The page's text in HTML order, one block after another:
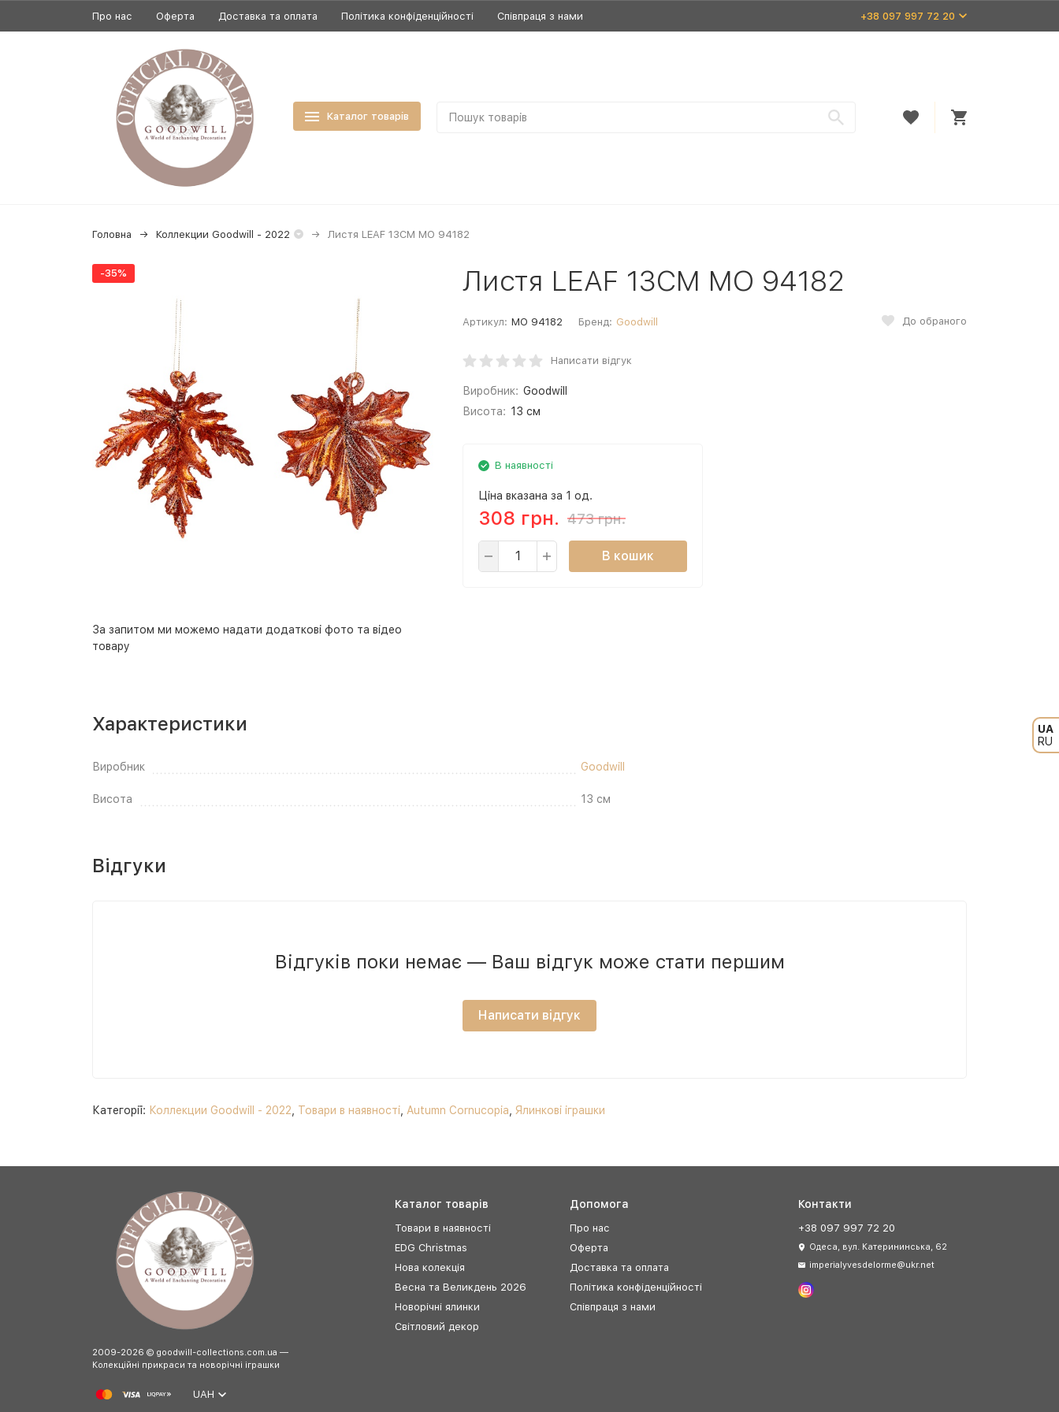
UA
RU
Про нас Оферта Доставка та оплата Політика конфіденційності Співпраця з нами +38 097 997 72 20
Каталог товарів
Головна Коллекции Goodwill - 2022 Листя LEAF 13CM MO 94182
-35%
За запитом ми можемо надати додаткові фото та відео
товару
Листя LEAF 13CM MO 94182
Артикул: MO 94182 Бренд: Goodwill До обраного
Написати відгук
Виробник: Goodwill
Висота: 13 см
В наявності
Ціна вказана за 1 од.
308 грн. 473 грн.
В кошик
Характеристики
Виробник Goodwill
Висота 13 см
Відгуки
Відгуків поки немає — Ваш відгук може стати першим
Написати відгук
Категорії: Коллекции Goodwill - 2022 Товари в наявності Autumn Cornucopia Ялинкові іграшки
2009-2026 © goodwill-collections.com.ua —
Колекційні прикраси та новорічні іграшки
UAH
Каталог товарів
Товари в наявності
EDG Christmas
Нова колекція
Весна та Великдень 2026
Новорічні ялинки
Світловий декор
Допомога
Про нас
Оферта
Доставка та оплата
Політика конфіденційності
Співпраця з нами
Контакти
+38 097 997 72 20
Одеса, вул. Катерининська, 62
imperialyvesdelorme@ukr.net